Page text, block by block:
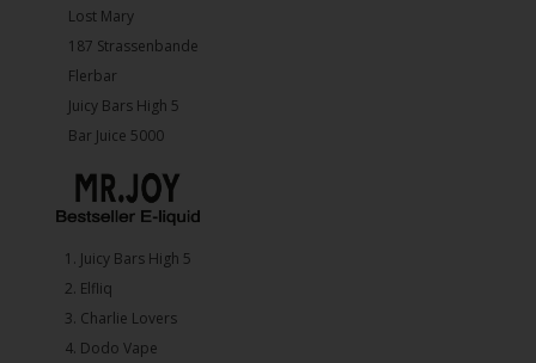
Lost Mary
187 Strassenbande
Flerbar
Juicy Bars High 5
Bar Juice 5000
1.⁠ ⁠Juicy Bars High 5
2.⁠ ⁠⁠Elfliq
3.⁠ ⁠⁠Charlie Lovers
4.⁠ ⁠⁠Dodo Vape